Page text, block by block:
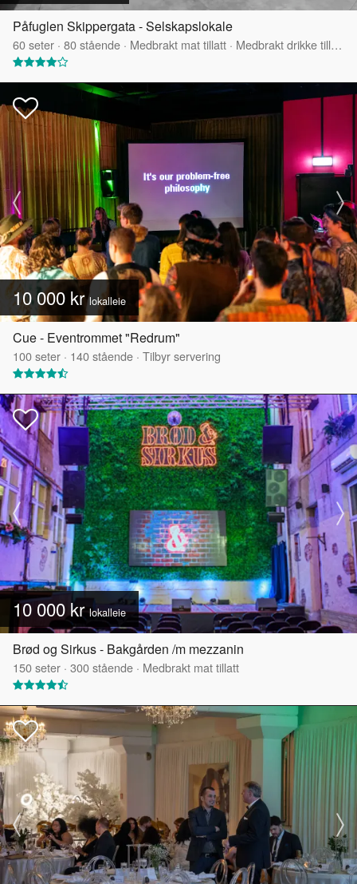
Påfuglen Skippergata - Selskapslokale
60seter · 80stående · Medbrakt mat tillatt · Medbrakt drikke tillatt
10 000 krlokalleie
Cue - Eventrommet "Redrum"
100seter · 140stående · Tilbyr servering
10 000 kr lokalleie
Brød og Sirkus - Bakgården /m mezzanin
150seter · 300stående · Medbrakt mat tillatt